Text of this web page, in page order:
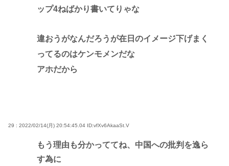
ップ4ねばかり書いてりゃな
違おうがなんだろうが在日のイメージ下げまく
ってるのはケンモメンだな
アホだから
29 : 2022/02/14(月) 20:54:45.04 ID:vfXv6AkaaSt.V
もう理由も分かっててね、中国への批判を逸ら
す為に